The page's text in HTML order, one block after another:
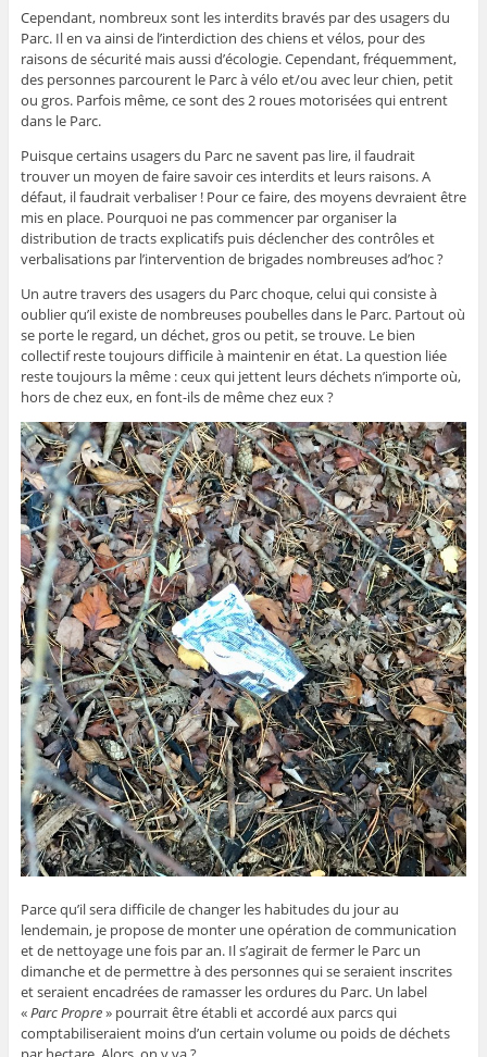
Cependant, nombreux sont les interdits bravés par des usagers du
Parc. Il en va ainsi de l’interdiction des chiens et vélos, pour des
raisons de sécurité mais aussi d’écologie. Cependant, fréquemment,
des personnes parcourent le Parc à vélo et/ou avec leur chien, petit
ou gros. Parfois même, ce sont des 2 roues motorisées qui entrent
dans le Parc.
Puisque certains usagers du Parc ne savent pas lire, il faudrait
trouver un moyen de faire savoir ces interdits et leurs raisons. A
défaut, il faudrait verbaliser ! Pour ce faire, des moyens devraient être
mis en place. Pourquoi ne pas commencer par organiser la
distribution de tracts explicatifs puis déclencher des contrôles et
verbalisations par l’intervention de brigades nombreuses ad’hoc ?
Un autre travers des usagers du Parc choque, celui qui consiste à
oublier qu’il existe de nombreuses poubelles dans le Parc. Partout où
se porte le regard, un déchet, gros ou petit, se trouve. Le bien
collectif reste toujours difficile à maintenir en état. La question liée
reste toujours la même : ceux qui jettent leurs déchets n’importe où,
hors de chez eux, en font-ils de même chez eux ?
Parce qu’il sera difficile de changer les habitudes du jour au
lendemain, je propose de monter une opération de communication
et de nettoyage une fois par an. Il s’agirait de fermer le Parc un
dimanche et de permettre à des personnes qui se seraient inscrites
et seraient encadrées de ramasser les ordures du Parc. Un label
«Parc Propre» pourrait être établi et accordé aux parcs qui
comptabiliseraient moins d’un certain volume ou poids de déchets